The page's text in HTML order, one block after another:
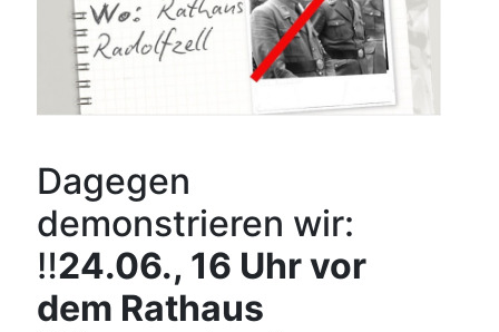
Dagegen
demonstrieren wir:
‼️24.06., 16 Uhr vor
dem Rathaus